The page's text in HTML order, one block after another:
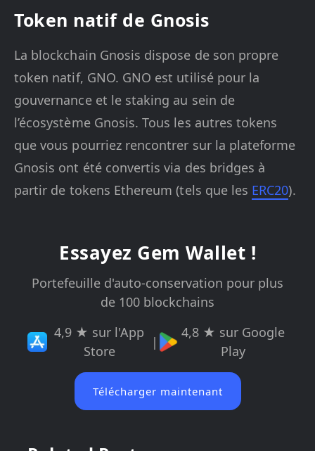
Token natif de Gnosis
La blockchain Gnosis dispose de son propre
token natif, GNO. GNO est utilisé pour la
gouvernance et le staking au sein de
l’écosystème Gnosis. Tous les autres tokens
que vous pourriez rencontrer sur la plateforme
Gnosis ont été convertis via des bridges à
partir de tokens Ethereum (tels que les ERC20).
Essayez Gem Wallet !
Portefeuille d'auto-conservation pour plus
de 100 blockchains
4,9 ★ sur l'App
Store
|
4,8 ★ sur Google
Play
Télécharger maintenant